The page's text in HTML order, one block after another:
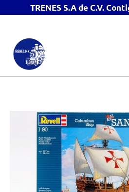
TRENES S.A de C.V.
contenido